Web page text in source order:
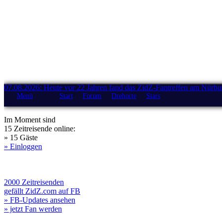
07.08.2026: Heute vor 22 Jahren fand das ZidZ-Fantreffen am
Menü Start Forum Drehorte Stars
Im Moment sind
15 Zeitreisende online:
» 15 Gäste
» Einloggen
2000 Zeitreisenden
gefällt ZidZ.com auf FB
» FB-Updates ansehen
» jetzt Fan werden